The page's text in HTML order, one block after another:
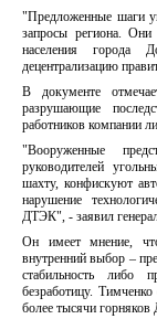
"Предложенные шаги
запросы региона.
населения города
децентрализацию
В документе
разрушающие
работников компании
"Вооруженные
руководителей
шахту, конфискуют
нарушение
ДТЭК", - заявил
Он имеет мнение,
внутренний выбор –
стабильность либо
безработицу.
более тысячи